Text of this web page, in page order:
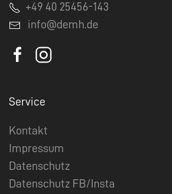
+49 40 25456-143
info@demh.de
Service
Kontakt
Impressum
Datenschutz
Datenschutz FB/Insta